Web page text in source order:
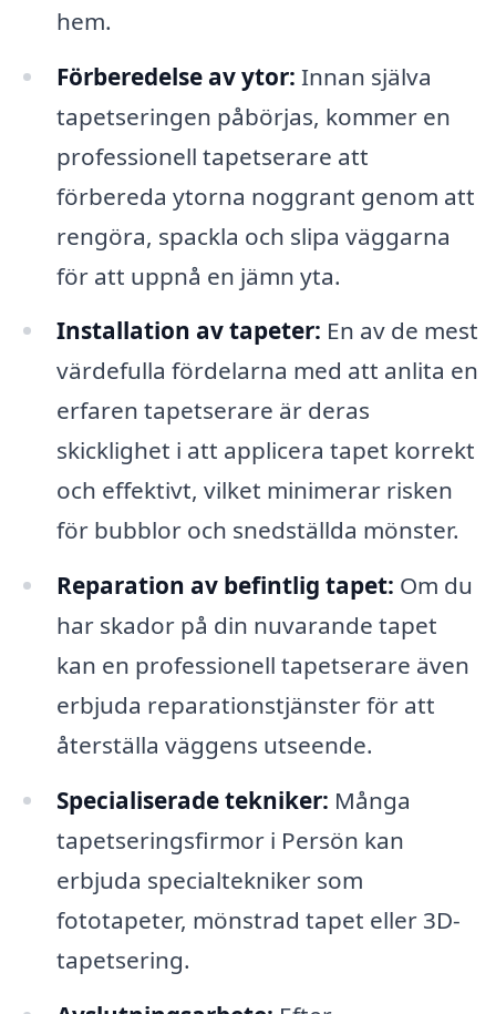
hem.
Förberedelse av ytor: Innan själva
tapetseringen påbörjas, kommer en
professionell tapetserare att
förbereda ytorna noggrant genom att
rengöra, spackla och slipa väggarna
för att uppnå en jämn yta.
Installation av tapeter: En av de mest
värdefulla fördelarna med att anlita en
erfaren tapetserare är deras
skicklighet i att applicera tapet korrekt
och effektivt, vilket minimerar risken
för bubblor och snedställda mönster.
Reparation av befintlig tapet: Om du
har skador på din nuvarande tapet
kan en professionell tapetserare även
erbjuda reparationstjänster för att
återställa väggens utseende.
Specialiserade tekniker: Många
tapetseringsfirmor i Persön kan
erbjuda specialtekniker som
fototapeter, mönstrad tapet eller 3D-
tapetsering.